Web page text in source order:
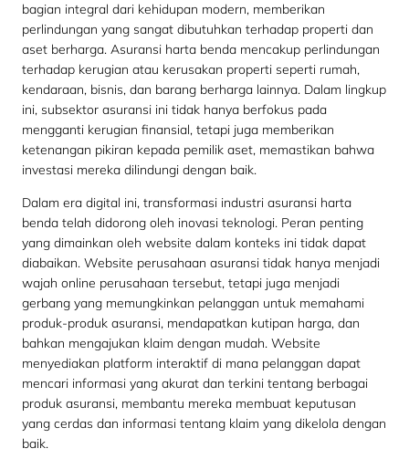
bagian integral dari kehidupan modern, memberikan
perlindungan yang sangat dibutuhkan terhadap properti dan
aset berharga. Asuransi harta benda mencakup perlindungan
terhadap kerugian atau kerusakan properti seperti rumah,
kendaraan, bisnis, dan barang berharga lainnya. Dalam lingkup
ini, subsektor asuransi ini tidak hanya berfokus pada
mengganti kerugian finansial, tetapi juga memberikan
ketenangan pikiran kepada pemilik aset, memastikan bahwa
investasi mereka dilindungi dengan baik.
Dalam era digital ini, transformasi industri asuransi harta
benda telah didorong oleh inovasi teknologi. Peran penting
yang dimainkan oleh website dalam konteks ini tidak dapat
diabaikan. Website perusahaan asuransi tidak hanya menjadi
wajah online perusahaan tersebut, tetapi juga menjadi
gerbang yang memungkinkan pelanggan untuk memahami
produk-produk asuransi, mendapatkan kutipan harga, dan
bahkan mengajukan klaim dengan mudah. Website
menyediakan platform interaktif di mana pelanggan dapat
mencari informasi yang akurat dan terkini tentang berbagai
produk asuransi, membantu mereka membuat keputusan
yang cerdas dan informasi tentang klaim yang dikelola dengan
baik.